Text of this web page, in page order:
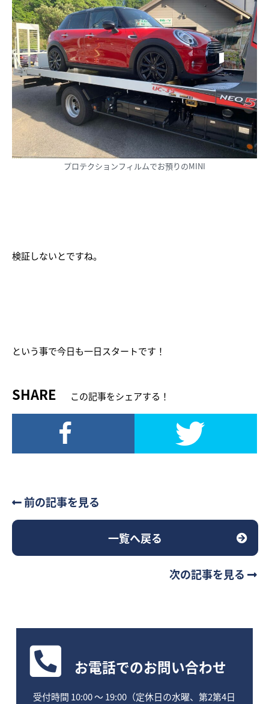
プロテクションフィルムでお預りのMINI
検証しないとですね。
という事で今日も一日スタートです！
SHARE この記事をシェアする！
前の記事を見る
一覧へ戻る
次の記事を見る
お電話でのお問い合わせ
受付時間 10:00 〜 19:00（定休日の水曜、第2第4日